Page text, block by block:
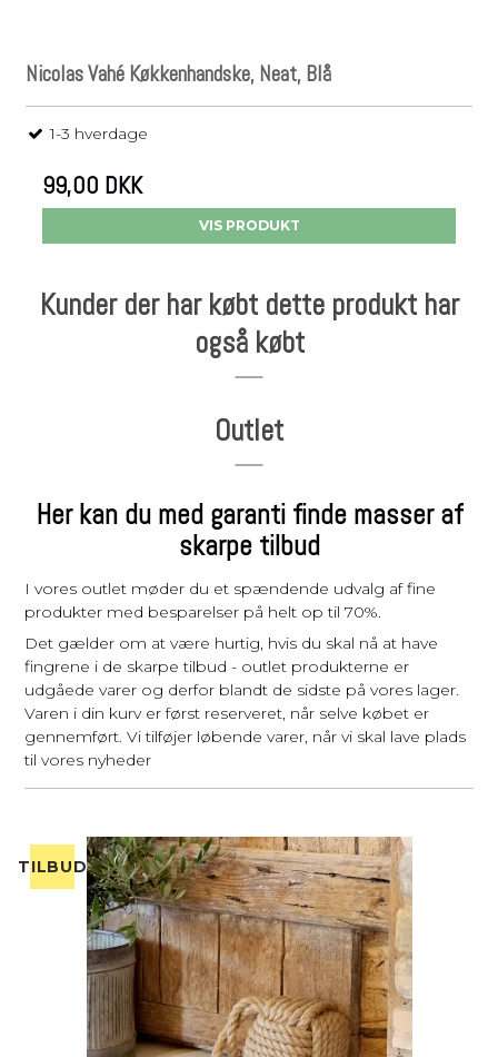
Nicolas Vahé Køkkenhandske, Neat, Blå
1-3 hverdage
99,00 DKK
VIS PRODUKT
Kunder der har købt dette produkt har
også købt
Outlet
Her kan du med garanti finde masser af
skarpe tilbud
I vores outlet møder du et spændende udvalg af fine
produkter med besparelser på helt op til 70%.
Det gælder om at være hurtig, hvis du skal nå at have
fingrene i de skarpe tilbud - outlet produkterne er
udgåede varer og derfor blandt de sidste på vores lager.
Varen i din kurv er først reserveret, når selve købet er
gennemført. Vi tilføjer løbende varer, når vi skal lave plads
til vores nyheder
TILBUD